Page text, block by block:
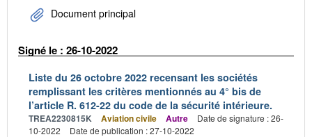
Document principal
Signé le : 26-10-2022
Liste du 26 octobre 2022 recensant les sociétés
remplissant les critères mentionnés au 4° bis de
l’article R. 612-22 du code de la sécurité intérieure.
TREA2230815K Aviation civile Autre
Date de signature : 26-
10-2022
Date de publication : 27-10-2022